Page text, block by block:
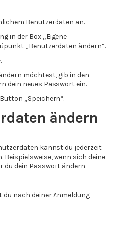
Benutzerdaten an.
in der Box „Eigene
„Benutzerdaten ändern“.
möchtest, gib in den
dein neues Passwort ein.
„Speichern“.
ändern
kannst du jederzeit
Beispielsweise, wenn sich deine
du dein Passwort ändern
nach deiner Anmeldung